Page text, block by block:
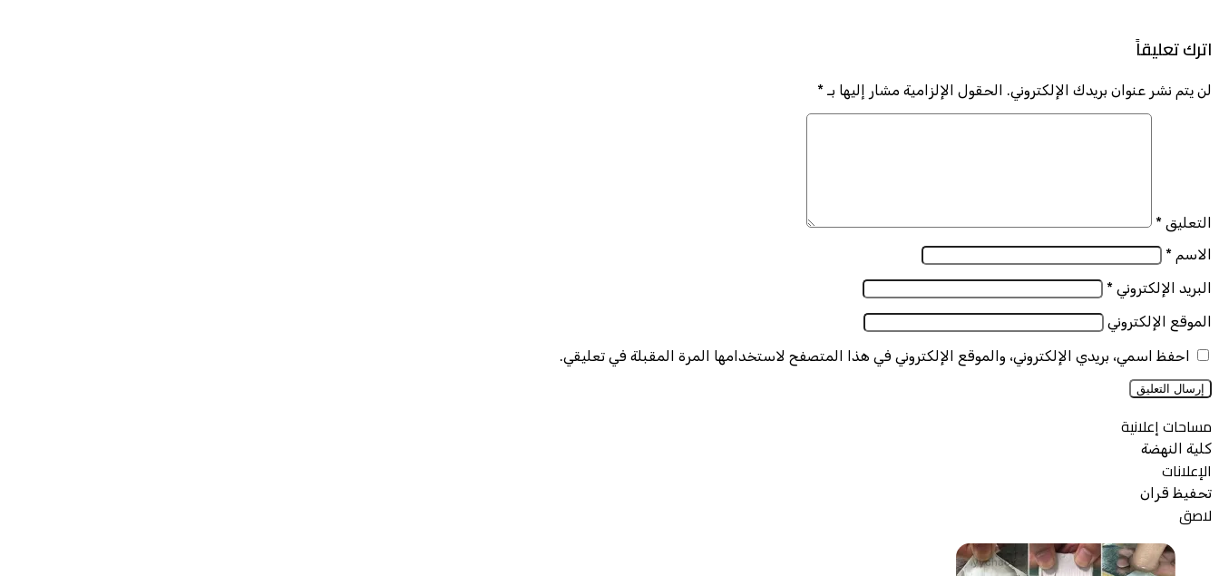
اترك تعليقاً
لن يتم نشر عنوان بريدك الإلكتروني. الحقول الإلزامية مشار إليها بـ *
التعليق *
الاسم *
البريد الإلكتروني *
الموقع الإلكتروني
احفظ اسمي، بريدي الإلكتروني، والموقع الإلكتروني في هذا المتصفح لاستخدامها المرة المقبلة في تعليقي.
مساحات إعلانية
كلية النهضة
الإعلانات
تحفيظ قران
لاصق